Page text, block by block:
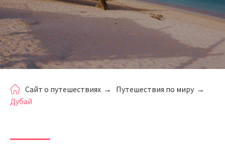
Сайт о путешествиях → Путешествия по миру →
Дубай